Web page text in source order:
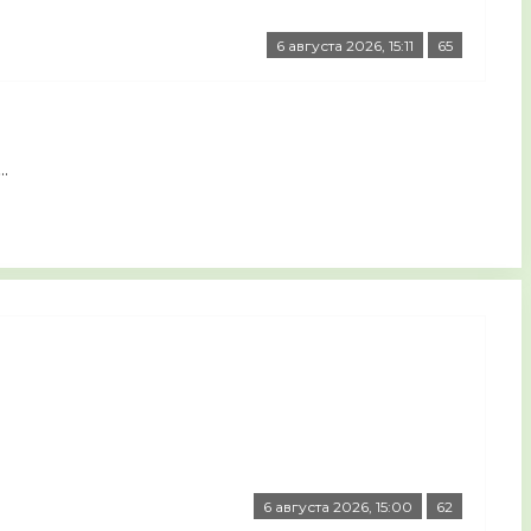
6 августа 2026, 15:11 65
6 августа 2026, 15:00 62